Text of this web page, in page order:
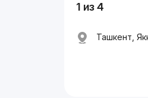
1 из 4
Ташкент,